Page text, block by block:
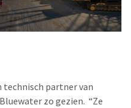
technisch partner van
zo gezien. “Ze